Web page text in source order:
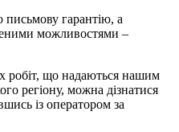
письмову гарантію, а
можливостями –
робіт, що надаються нашим
регіону, можна дізнатися
із оператором за